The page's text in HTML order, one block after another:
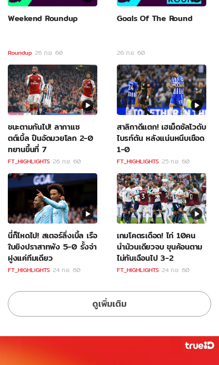
Weekend Roundup
Roundup 26 ก.ย. 60
Goals Of The Round
26 ก.ย. 60
ชนะตามกันไป! ลากาแซ
ตต์เบิ้ล ปืนอัดมวยโลก 2-0
ทยานขึ้นที่ 7
FT_HIGHLIGHTS 26 ก.ย. 60
สาลิกาดีแตก! เฮเม็ดซัลโวดับ
ไบรท์ตัน หลังแน่นหนึบเชือด
1-0
FT_HIGHLIGHTS 25 ก.ย. 60
นี่ก็โหดไป! สเตอร์ลิ่งเบิ้ล เรือ
ใบยิงปราสาทพัง 5-0 รั้งจ่า
ฝูงแค่ทีมเดียว
FT_HIGHLIGHTS 24 ก.ย. 60
เกมโคตรเดือด! ไก่ 10คน
นำม้วนเดียวจบ ขุนค้อนตาม
ไม่ทันเฉือนไป 3-2
FT_HIGHLIGHTS 24 ก.ย. 60
ดูเพิ่มเติม